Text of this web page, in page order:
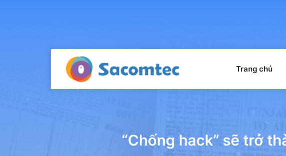
Trang chủ
“Chống hack” sẽ trở